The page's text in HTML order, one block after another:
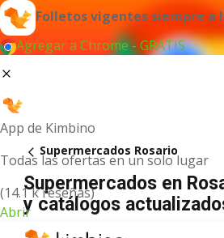
Folletos vigentes siempre a
Agregar a Chrome - GRATIS
App de Kimbino
Todas las ofertas en un solo lugar
(14.1 k reseñas)
Abrir
Supermercados Rosario
Supermercados en
y catálogos